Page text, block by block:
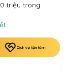
triệu trong
Dịch vụ tận tâm